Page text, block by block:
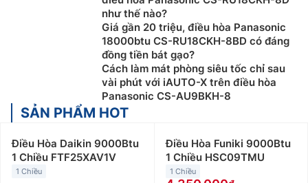
như thế nào?
Giá gần 20 triệu, điều hòa Panasonic
18000btu CS-RU18CKH-8BD có đáng
đồng tiền bát gạo?
Cách làm mát phòng siêu tốc chỉ sau
vài phút với iAUTO-X trên điều hòa
Panasonic CS-AU9BKH-8
SẢN PHẨM HOT
Điều Hòa Daikin 9000Btu
1 Chiều FTF25XAV1V
1 Chiều
Điều Hòa Funiki 9000Btu
1 Chiều HSC09TMU
1 Chiều